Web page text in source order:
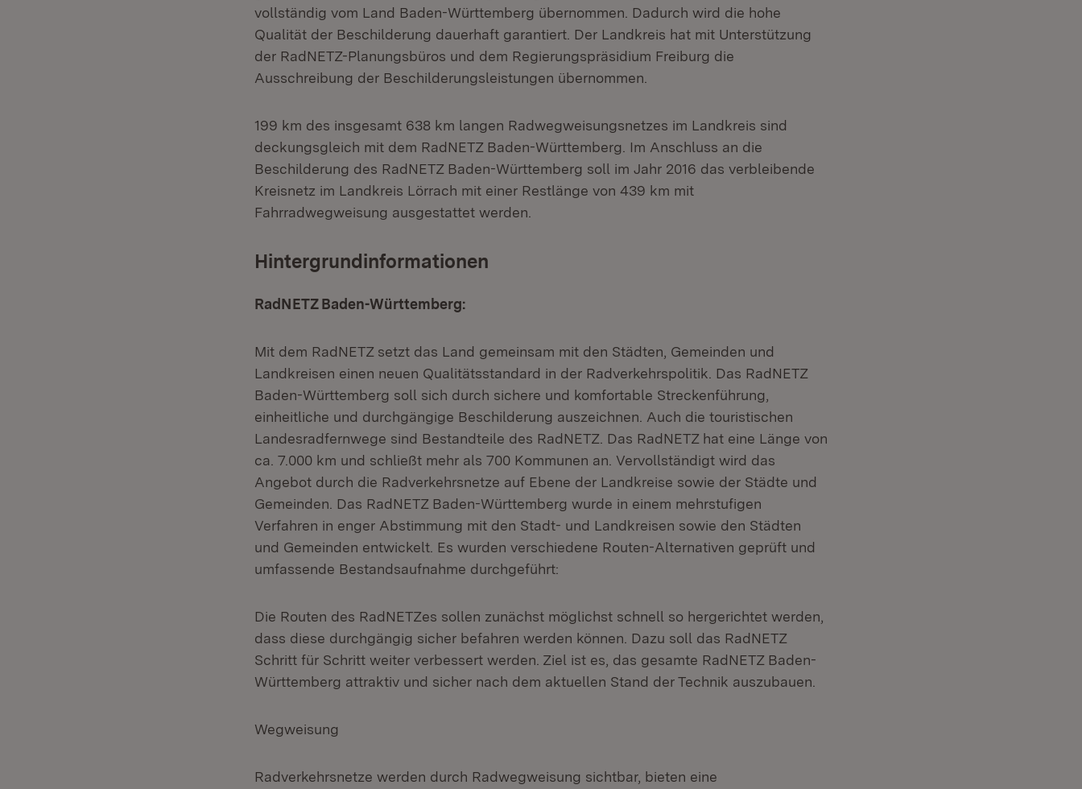
vollständig vom Land Baden-Württemberg übernommen. Dadurch wird die hohe
Qualität der Beschilderung dauerhaft garantiert. Der Landkreis hat mit Unterstützung
der RadNETZ-Planungsbüros und dem Regierungspräsidium Freiburg die
Ausschreibung der Beschilderungsleistungen übernommen.
199 km des insgesamt 638 km langen Radwegweisungsnetzes im Landkreis sind
deckungsgleich mit dem RadNETZ Baden-Württemberg. Im Anschluss an die
Beschilderung des RadNETZ Baden-Württemberg soll im Jahr 2016 das verbleibende
Kreisnetz im Landkreis Lörrach mit einer Restlänge von 439 km mit
Fahrradwegweisung ausgestattet werden.
Hintergrundinformationen
RadNETZ Baden-Württemberg:
Mit dem RadNETZ setzt das Land gemeinsam mit den Städten, Gemeinden und
Landkreisen einen neuen Qualitätsstandard in der Radverkehrspolitik. Das RadNETZ
Baden-Württemberg soll sich durch sichere und komfortable Streckenführung,
einheitliche und durchgängige Beschilderung auszeichnen. Auch die touristischen
Landesradfernwege sind Bestandteile des RadNETZ. Das RadNETZ hat eine Länge von
ca. 7.000 km und schließt mehr als 700 Kommunen an. Vervollständigt wird das
Angebot durch die Radverkehrsnetze auf Ebene der Landkreise sowie der Städte und
Gemeinden. Das RadNETZ Baden-Württemberg wurde in einem mehrstufigen
Verfahren in enger Abstimmung mit den Stadt- und Landkreisen sowie den Städten
und Gemeinden entwickelt. Es wurden verschiedene Routen-Alternativen geprüft und
umfassende Bestandsaufnahme durchgeführt:
Die Routen des RadNETZes sollen zunächst möglichst schnell so hergerichtet werden,
dass diese durchgängig sicher befahren werden können. Dazu soll das RadNETZ
Schritt für Schritt weiter verbessert werden. Ziel ist es, das gesamte RadNETZ Baden-
Württemberg attraktiv und sicher nach dem aktuellen Stand der Technik auszubauen.
Wegweisung
Radverkehrsnetze werden durch Radwegweisung sichtbar, bieten eine